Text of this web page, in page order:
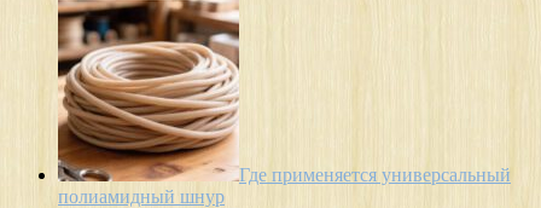
Где применяется универсальный
полиамидный шнур